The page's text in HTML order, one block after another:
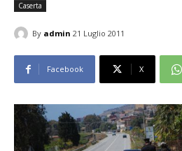
Caserta
By admin 21 Luglio 2011
Facebook X